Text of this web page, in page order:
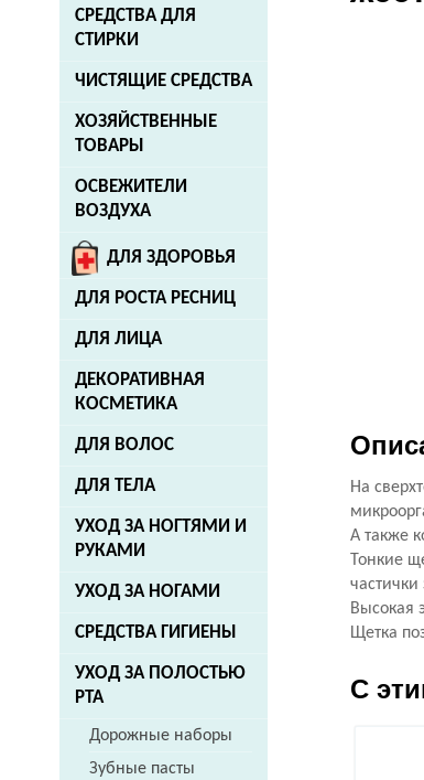
СРЕДСТВА ДЛЯ
СТИРКИ
ЧИСТЯЩИЕ СРЕДСТВА
ХОЗЯЙСТВЕННЫЕ
ТОВАРЫ
ОСВЕЖИТЕЛИ
ВОЗДУХА
ДЛЯ ЗДОРОВЬЯ
ДЛЯ РОСТА РЕСНИЦ
ДЛЯ ЛИЦА
ДЕКОРАТИВНАЯ
КОСМЕТИКА
ДЛЯ ВОЛОС
ДЛЯ ТЕЛА
УХОД ЗА НОГТЯМИ И
РУКАМИ
УХОД ЗА НОГАМИ
СРЕДСТВА ГИГИЕНЫ
УХОД ЗА ПОЛОСТЬЮ
РТА
Дорожные наборы
Зубные пасты
На
А также
Тонкие
Высокая
Щетка
С